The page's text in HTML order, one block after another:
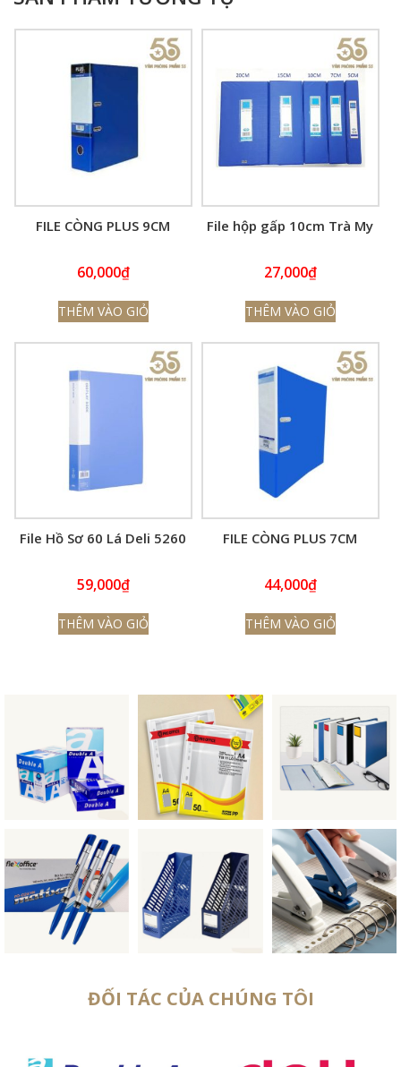
FILE CÒNG PLUS 9CM
60,000₫
THÊM VÀO GIỎ
File hộp gấp 10cm Trà My
27,000₫
THÊM VÀO GIỎ
File Hồ Sơ 60 Lá Deli 5260
59,000₫
THÊM VÀO GIỎ
FILE CÒNG PLUS 7CM
44,000₫
THÊM VÀO GIỎ
ĐỐI TÁC CỦA CHÚNG TÔI